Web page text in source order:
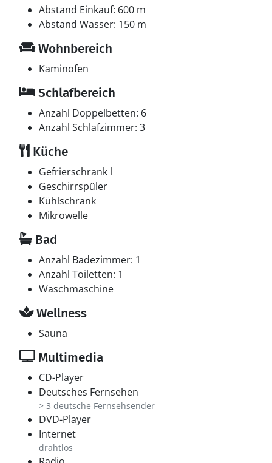
Entspannen Sie sich im Innen-Durchlauf-Whirlpool für
2 Personen.
Abstand Einkauf: 600 m
Abstand Wasser: 150 m
Wohnbereich
Kaminofen
Schlafbereich
Anzahl Doppelbetten: 6
Anzahl Schlafzimmer: 3
Küche
Gefrierschrank l
Geschirrspüler
Kühlschrank
Mikrowelle
Bad
Anzahl Badezimmer: 1
Anzahl Toiletten: 1
Waschmaschine
Wellness
Sauna
Multimedia
CD-Player
Deutsches Fernsehen
> 3 deutsche Fernsehsender
DVD-Player
Internet
drahtlos